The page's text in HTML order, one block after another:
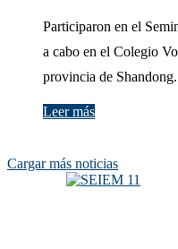
Participaron en el
a cabo en el Colegio
provincia de Shandong.
Leer más
Cargar más noticias